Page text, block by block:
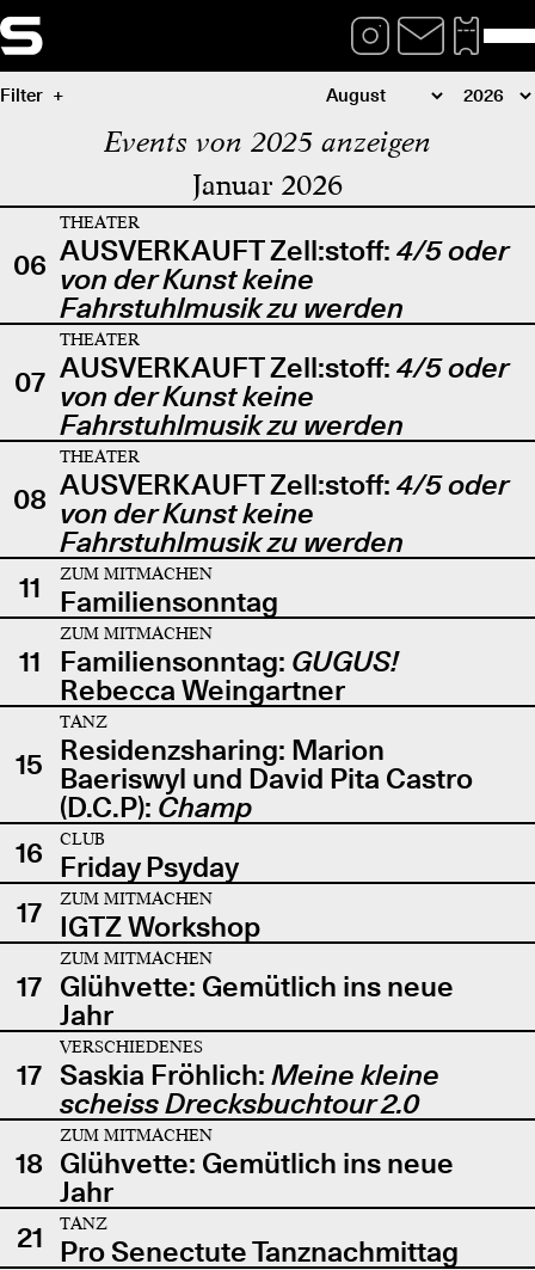
Filter
Events von 2025 anzeigen
Januar 2026
06
THEATER
AUSVERKAUFT Zell:stoff: 4/5 oder
von der Kunst keine
Fahrstuhlmusik zu werden
07
THEATER
AUSVERKAUFT Zell:stoff: 4/5 oder
von der Kunst keine
Fahrstuhlmusik zu werden
08
THEATER
AUSVERKAUFT Zell:stoff: 4/5 oder
von der Kunst keine
Fahrstuhlmusik zu werden
11
ZUM MITMACHEN
Familiensonntag
11
ZUM MITMACHEN
Familiensonntag: GUGUS!
Rebecca Weingartner
15
TANZ
Residenzsharing: Marion
Baeriswyl und David Pita Castro
(D.C.P): Champ
16
CLUB
Friday Psyday
17
ZUM MITMACHEN
IGTZ Workshop
17
ZUM MITMACHEN
Glühvette: Gemütlich ins neue
Jahr
17
VERSCHIEDENES
Saskia Fröhlich: Meine kleine
scheiss Drecksbuchtour 2.0
18
ZUM MITMACHEN
Glühvette: Gemütlich ins neue
Jahr
21
TANZ
Pro Senectute Tanznachmittag